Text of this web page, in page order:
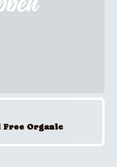
Free Organic